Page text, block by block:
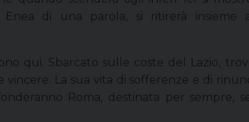
Enea di una parola, si ritirerà insieme
qui. Sbarcato sulle coste del Lazio,
vincere. La sua vita di sofferenze e di
Roma, destinata per sempre,